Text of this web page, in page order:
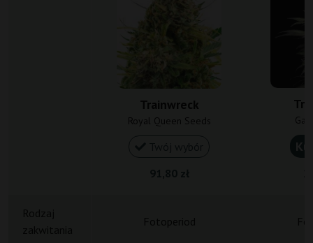
Trainwreck
Royal Queen Seeds